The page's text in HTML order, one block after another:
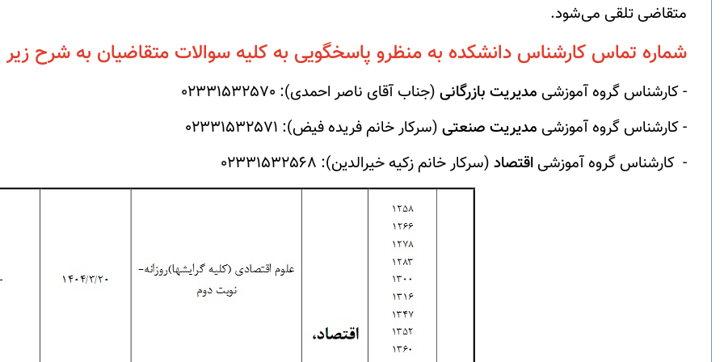
متقاضی تلقی می‌شود.
شماره تماس کارشناس دانشکده به منظرو پاسخگویی به کلیه سوالات متقاضیان به شرح
- کارشناس گروه آموزشی مدیریت بازرگانی (جناب آقای ناصر احمدی): 02331532570
- کارشناس گروه آموزشی مدیریت صنعتی (سرکار خانم فریده فیض): 02331532571
- کارشناس گروه آموزشی اقتصاد (سرکار خانم زکیه خیرالدین): 02331532568